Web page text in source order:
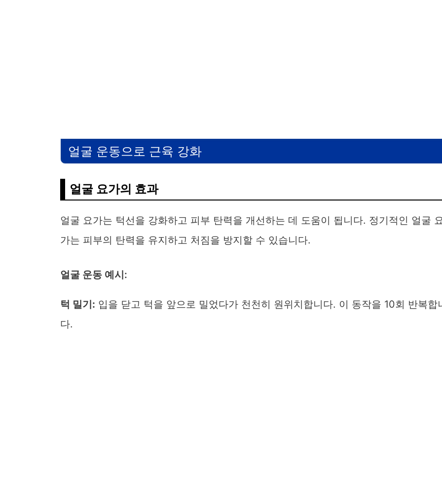
얼굴 운동으로 근육 강화
얼굴 요가의 효과
얼굴 요가는 턱선을 강화하고 피부 탄력을 개선하는 데 도움이 됩니다. 정기적인 얼굴
가는 피부의 탄력을 유지하고 처짐을 방지할 수 있습니다.
얼굴 운동 예시:
턱 밀기: 입을 닫고 턱을 앞으로 밀었다가 천천히 원위치합니다. 이 동작을 10회 반복합
다.